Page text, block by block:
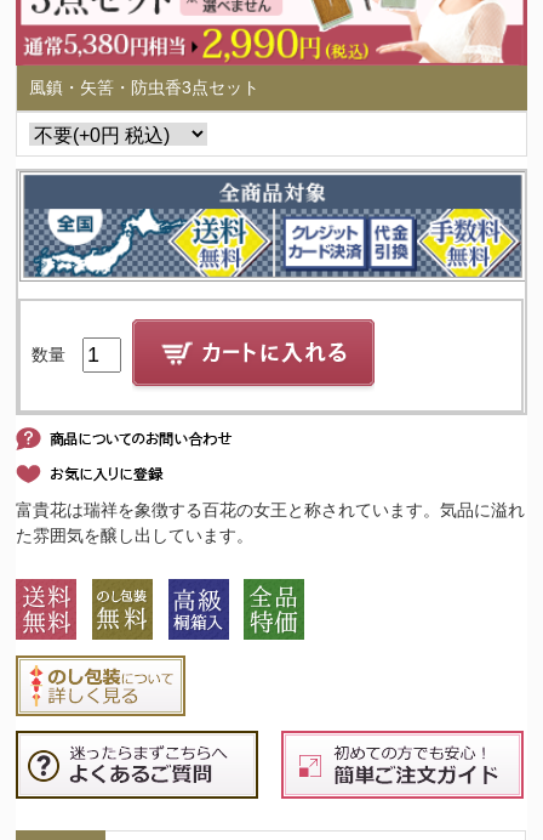
風鎮・矢筈・防虫香3点セット
数量
富貴花は瑞祥を象徴する百花の女王と称されています。気品に溢れ
た雰囲気を醸し出しています。